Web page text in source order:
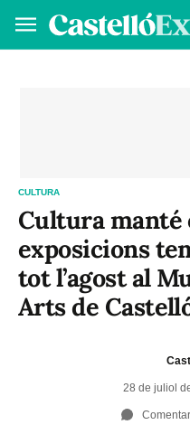
CULTURA
Cultura manté
exposicions
tot l’agost al
Arts de
28 de juliol